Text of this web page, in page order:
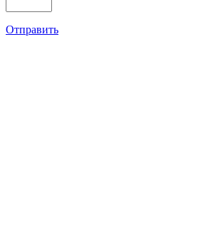
Отправить